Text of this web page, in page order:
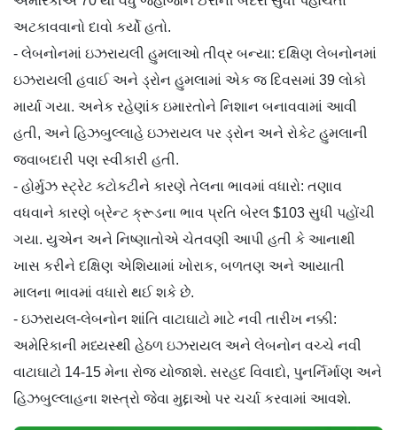
અટકાવવાનો દાવો કર્યો હતો.
- લેબનોનમાં ઇઝરાયલી હુમલાઓ તીવ્ર બન્યા: દક્ષિણ લેબનોનમાં
ઇઝરાયલી હવાઈ અને ડ્રોન હુમલામાં એક જ દિવસમાં 39 લોકો
માર્યા ગયા. અનેક રહેણાંક ઇમારતોને નિશાન બનાવવામાં આવી
હતી, અને હિઝબુલ્લાહે ઇઝરાયલ પર ડ્રોન અને રોકેટ હુમલાની
જવાબદારી પણ સ્વીકારી હતી.
- હોર્મુઝ સ્ટ્રેટ કટોકટીને કારણે તેલના ભાવમાં વધારો: તણાવ
વધવાને કારણે બ્રેન્ટ ક્રૂડના ભાવ પ્રતિ બેરલ $103 સુધી પહોંચી
ગયા. યુએન અને નિષ્ણાતોએ ચેતવણી આપી હતી કે આનાથી
ખાસ કરીને દક્ષિણ એશિયામાં ખોરાક, બળતણ અને આયાતી
માલના ભાવમાં વધારો થઈ શકે છે.
- ઇઝરાયલ-લેબનોન શાંતિ વાટાઘાટો માટે નવી તારીખ નક્કી:
અમેરિકાની મધ્યસ્થી હેઠળ ઇઝરાયલ અને લેબનોન વચ્ચે નવી
વાટાઘાટો 14-15 મેના રોજ યોજાશે. સરહદ વિવાદો, પુનર્નિર્માણ અને
હિઝબુલ્લાહના શસ્ત્રો જેવા મુદ્દાઓ પર ચર્ચા કરવામાં આવશે.